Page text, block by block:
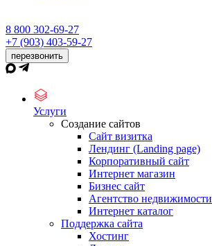
8 800 302-69-27
+7 (903) 403-59-27
перезвонить
Услуги
Создание сайтов
Сайт визитка
Лендинг (Landing page)
Корпоративный сайт
Интернет магазин
Бизнес сайт
Агентство недвижимости
Интернет каталог
Поддержка сайта
Хостинг